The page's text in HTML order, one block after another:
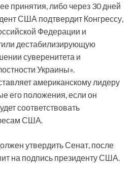
принятия, либо через 30 дней
США подтвердит Конгрессу,
Федерации и
дестабилизирующую
суверенитета и
Украины».
американскому лидеру
его положения, если он
соответствовать
США.
утвердить Сенат, после
на подпись президенту США.